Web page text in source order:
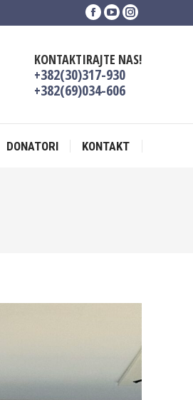
Facebook
in
new
window
YouTube
in
new
window
Instagram
in
KONTAKTIRAJTE NAS!
+382(30)317-930
+382(69)034-606
DONATORI KONTAKT
DONATORI KONTAKT